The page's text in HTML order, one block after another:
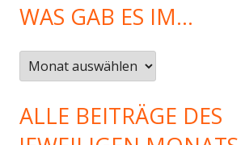
WAS GAB ES IM…
Was
gab
es
im…
ALLE BEITRÄGE DES